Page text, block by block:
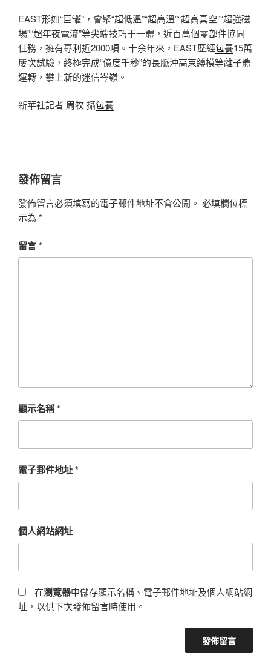
EAST形如“巨罐”，會聚“超低溫”“超高溫”“超高真空”“超強磁
場”“超年夜電流”等尖端技巧于一體，近百萬個零部件協同
任務，擁有專利近2000項。十余年來，EAST歷經包養15萬
屢次試驗，終極完成“億度千秒”的長脈沖高束縛模等離子體
運轉，攀上新的迷信岑嶺。
新華社記者 周牧 攝包養
發佈留言
發佈留言必須填寫的電子郵件地址不會公開。 必填欄位標
示為 *
留言*
顯示名稱*
電子郵件地址*
個人網站網址
在瀏覽器中儲存顯示名稱、電子郵件地址及個人網站網
址，以供下次發佈留言時使用。